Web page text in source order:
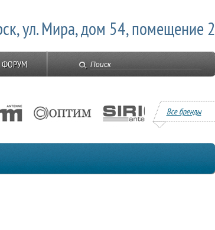
ул. Мира, дом 54, помещение 2
ФОРУМ
Все бренды